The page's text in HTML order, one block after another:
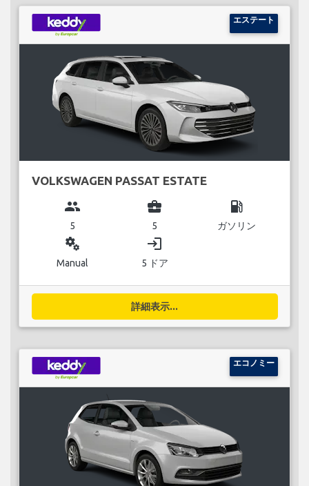
エステート
VOLKSWAGEN PASSAT ESTATE
group
5
business_center
5
local_gas_station
ガソリン
miscellaneous_services
Manual
login
5 ドア
詳細表示...
エコノミー